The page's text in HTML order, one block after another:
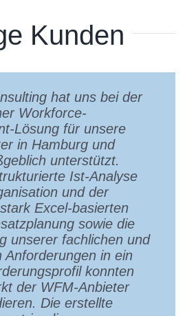
Kunden
hat uns bei der
Workforce-
für unsere
in Hamburg und
unterstützt.
Ist‑Analyse
und der
Excel‑basierten
sowie die
unserer fachlichen und
Anforderungen in ein
konnten
der WFM‑Anbieter
Die erstellte
mit Herrn
seinem Netzwerk
vielen Jahren als
verlässlich und
schätzen wir die
Lösungsansätze, die
überzeugen,
direkt in der Praxis
Die kontinuierliche
viele Jahre, die
und der
Austausch
für uns
Wir freuen uns
Zusammenarbeit mit
bei der
und Ausschreibung
Contact-Center-
sehr geschätzt.
hat uns dabei
Rolle des Callcenters
zu klären,
über alle
und unterstützenden
zu strukturieren
solides,